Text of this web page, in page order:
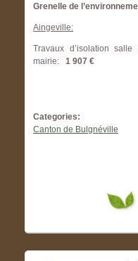
Grenelle de
Aingeville:
Travaux d’isolation
mairie: 1 907 €
Categories:
Canton de Bulgnéville